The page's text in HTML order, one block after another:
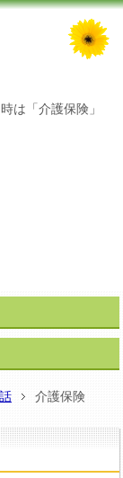
は「介護保険」
介護保険